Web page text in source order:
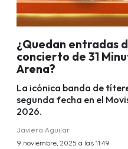
¿Quedan entradas
concierto de 31
Arena?
La icónica banda de
segunda fecha en el
2026.
Javiera Aguilar
9 noviembre, 2025 a las 11:49